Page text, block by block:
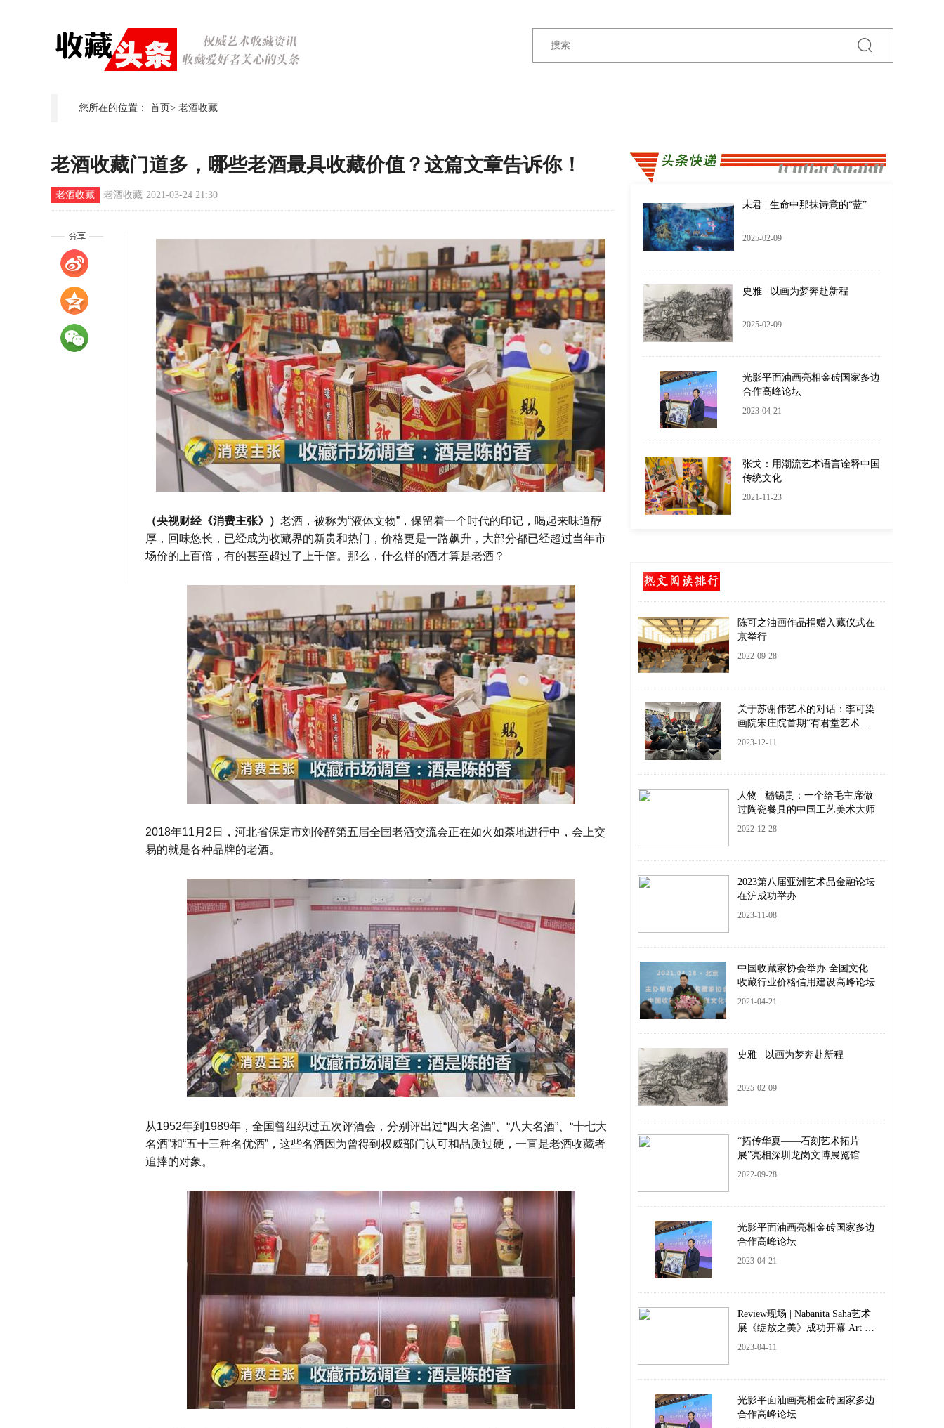
您所在的位置： 首页> 老酒收藏
老酒收藏门道多，哪些老酒最具收藏价值？这篇文章告诉你！
老酒收藏 老酒收藏 2021-03-24 21:30
（央视财经《消费主张》） 老酒，被称为“液体文物”，保留着一个时代的印记，喝起来味道醇
厚，回味悠长，已经成为收藏界的新贵和热门，价格更是一路飙升，大部分都已经超过当年市
场价的上百倍，有的甚至超过了上千倍。那么，什么样的酒才算是老酒？
2018年11月 2 日，河北省保定市刘伶醉第五届全国老酒交流会正在如火如荼地进行中，会上交
易的就是各种品牌的老酒。
从1952年到 1989年，全国曾组织过五次评酒会，分别评出过“四大名酒”、“八大名酒”、“十七大
名酒”和“五十三种名优酒”，这些名酒因为曾得到权威部门认可和品质过硬，一直是老酒收藏者
追捧的对象。
未君 | 生命中那抹诗意的“蓝”
2025-02-09
史雅 | 以画为梦奔赴新程
2025-02-09
光影平面油画亮相金砖国家多边
合作高峰论坛
2023-04-21
张戈：用潮流艺术语言诠释中国
传统文化
2021-11-23
陈可之油画作品捐赠入藏仪式在
京举行
2022-09-28
关于苏谢伟艺术的对话：李可染
画院宋庄院首期“有君堂艺术沙
龙”成功举办
2023-12-11
人物 | 嵇锡贵：一个给毛主席做
过陶瓷餐具的中国工艺美术大师
2022-12-28
2023第八届亚洲艺术品金融论坛
在沪成功举办
2023-11-08
中国收藏家协会举办 全国文化
收藏行业价格信用建设高峰论坛
2021-04-21
史雅 | 以画为梦奔赴新程
2025-02-09
“拓传华夏——石刻艺术拓片
展”亮相深圳龙岗文博展览馆
2022-09-28
光影平面油画亮相金砖国家多边
合作高峰论坛
2023-04-21
Review现场 | Nabanita Saha艺术
展《绽放之美》成功开幕 Art Ex
hibition Opening
2023-04-11
光影平面油画亮相金砖国家多边
合作高峰论坛